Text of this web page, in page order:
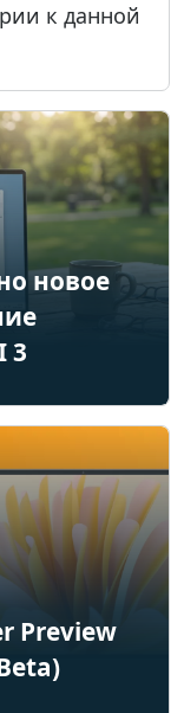
к данной
новое
3
Preview